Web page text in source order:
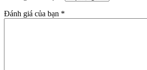
Đánh giá của bạn *